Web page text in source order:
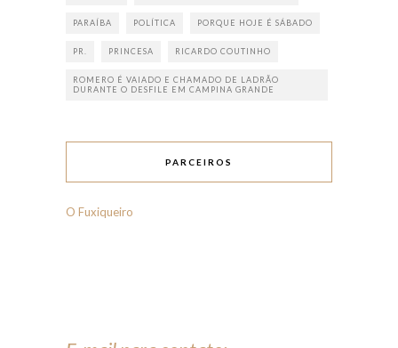
PARAÍBA POLÍTICA PORQUE HOJE É SÁBADO
PR. PRINCESA RICARDO COUTINHO
ROMERO É VAIADO E CHAMADO DE LADRÃO
DURANTE O DESFILE EM CAMPINA GRANDE
PARCEIROS
O Fuxiqueiro